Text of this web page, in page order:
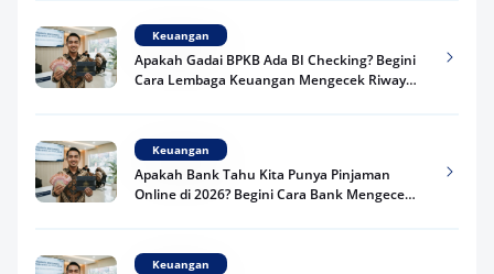
Keuangan
Apakah Gadai BPKB Ada BI Checking? Begini
Cara Lembaga Keuangan Mengecek Riwayat
Keuangan
Apakah Bank Tahu Kita Punya Pinjaman
Online di 2026? Begini Cara Bank Mengecek
Keuangan